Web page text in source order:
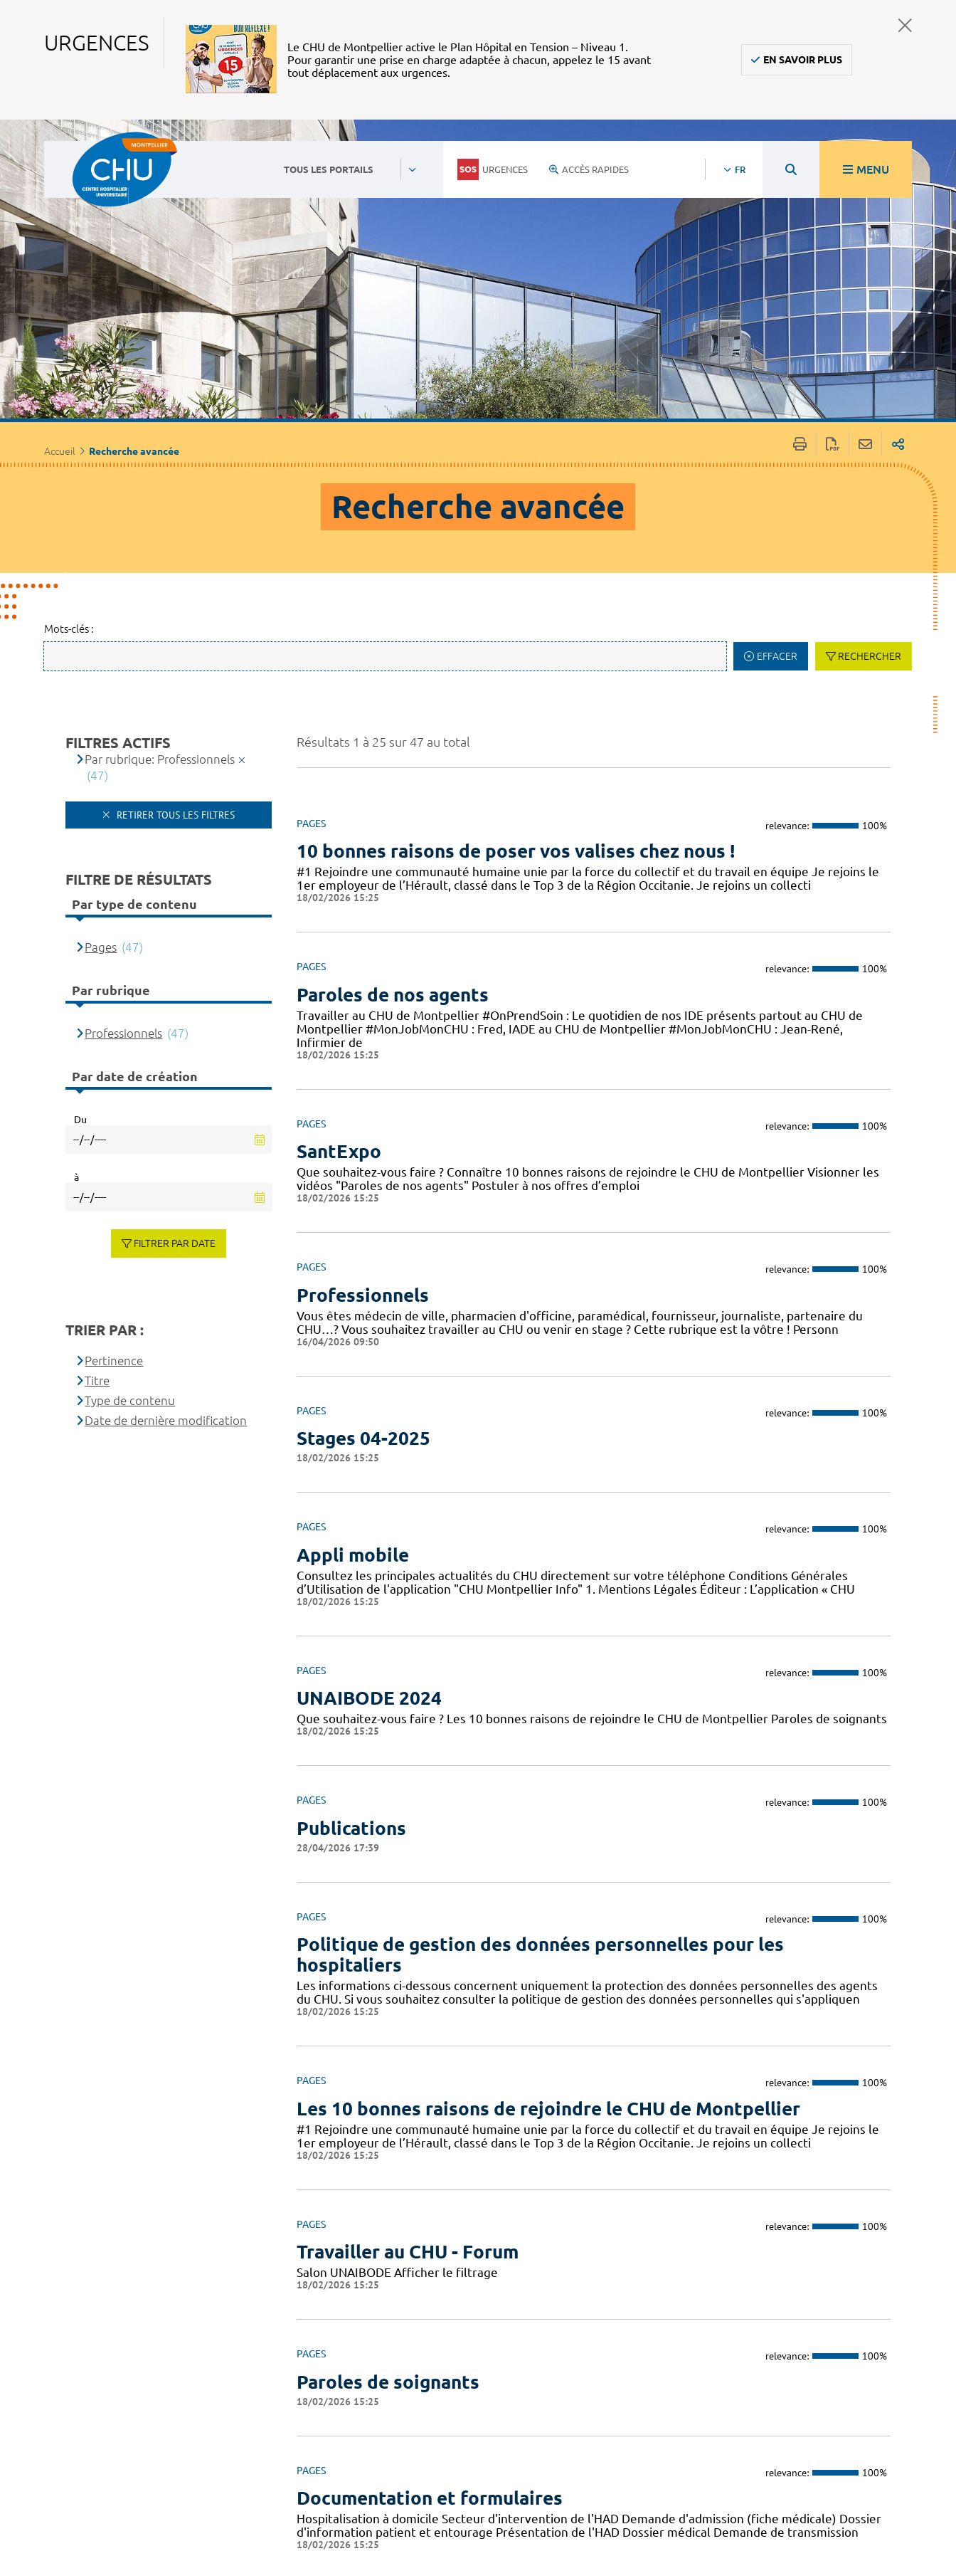
URGENCES
Le CHU de Montpellier active le Plan Hôpital en Tension – Niveau 1.
Pour garantir une prise en charge adaptée à chacun, appelez le 15 avant
tout déplacement aux urgences.
EN SAVOIR PLUS
TOUS LES PORTAILS URGENCES ACCÈS RAPIDES FR MENU
Accueil Recherche avancée
Recherche avancée
Mots-clés :
EFFACER RECHERCHER
Résultats 1 à 25 sur 47 au total
PAGES relevance: 100%
10 bonnes raisons de poser vos valises chez nous !
#1 Rejoindre une communauté humaine unie par la force du collectif et du travail en équipe Je rejoins le
1er employeur de l’Hérault, classé dans le Top 3 de la Région Occitanie. Je rejoins un collecti
18/02/2026 15:25
PAGES relevance: 100%
Paroles de nos agents
Travailler au CHU de Montpellier #OnPrendSoin : Le quotidien de nos IDE présents partout au CHU de
Montpellier #MonJobMonCHU : Fred, IADE au CHU de Montpellier #MonJobMonCHU : Jean-René,
Infirmier de
18/02/2026 15:25
PAGES relevance: 100%
SantExpo
Que souhaitez-vous faire ? Connaître 10 bonnes raisons de rejoindre le CHU de Montpellier Visionner les
vidéos "Paroles de nos agents" Postuler à nos offres d’emploi
18/02/2026 15:25
PAGES relevance: 100%
Professionnels
Vous êtes médecin de ville, pharmacien d'officine, paramédical, fournisseur, journaliste, partenaire du
CHU…? Vous souhaitez travailler au CHU ou venir en stage ? Cette rubrique est la vôtre ! Personn
16/04/2026 09:50
PAGES relevance: 100%
Stages 04-2025
18/02/2026 15:25
PAGES relevance: 100%
Appli mobile
Consultez les principales actualités du CHU directement sur votre téléphone Conditions Générales
d’Utilisation de l'application "CHU Montpellier Info" 1. Mentions Légales Éditeur : L’application « CHU
18/02/2026 15:25
PAGES relevance: 100%
UNAIBODE 2024
Que souhaitez-vous faire ? Les 10 bonnes raisons de rejoindre le CHU de Montpellier Paroles de soignants
18/02/2026 15:25
PAGES relevance: 100%
Publications
28/04/2026 17:39
PAGES relevance: 100%
Politique de gestion des données personnelles pour les
hospitaliers
Les informations ci-dessous concernent uniquement la protection des données personnelles des agents
du CHU. Si vous souhaitez consulter la politique de gestion des données personnelles qui s'appliquen
18/02/2026 15:25
PAGES relevance: 100%
Les 10 bonnes raisons de rejoindre le CHU de Montpellier
#1 Rejoindre une communauté humaine unie par la force du collectif et du travail en équipe Je rejoins le
1er employeur de l’Hérault, classé dans le Top 3 de la Région Occitanie. Je rejoins un collecti
18/02/2026 15:25
PAGES relevance: 100%
Travailler au CHU - Forum
Salon UNAIBODE Afficher le filtrage
18/02/2026 15:25
PAGES relevance: 100%
Paroles de soignants
18/02/2026 15:25
PAGES relevance: 100%
Documentation et formulaires
Hospitalisation à domicile Secteur d'intervention de l'HAD Demande d'admission (fiche médicale) Dossier
d'information patient et entourage Présentation de l'HAD Dossier médical Demande de transmission
18/02/2026 15:25
FILTRES ACTIFS
Par rubrique: Professionnels
(47)
RETIRER TOUS LES FILTRES
FILTRE DE RÉSULTATS
Par type de contenu
Pages (47)
Par rubrique
Professionnels (47)
Par date de création
Du
à
FILTRER PAR DATE
TRIER PAR :
Pertinence
Titre
Type de contenu
Date de dernière modification